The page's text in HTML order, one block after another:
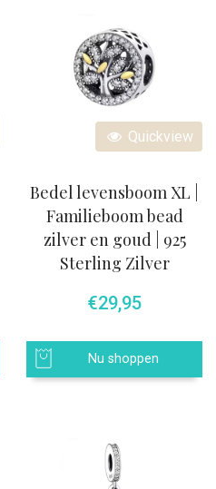
Quickview
Bedel levensboom XL |
Familieboom bead
zilver en goud | 925
Sterling Zilver
€29,95
Nu shoppen